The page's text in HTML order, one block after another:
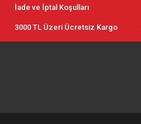
İade ve İptal Koşulları
3000 TL Üzeri Ücretsiz Kargo